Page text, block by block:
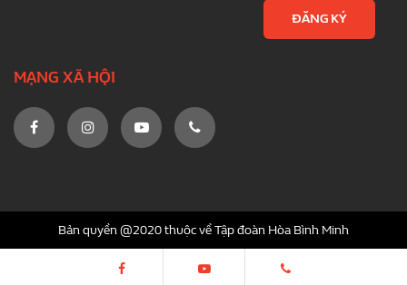
MẠNG XÃ HỘI
Bản quyền @2020 thuộc về Tập đoàn Hòa Bình Minh